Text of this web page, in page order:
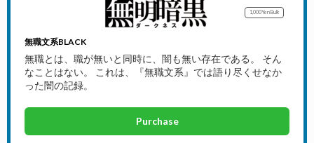
1,000YenBulk
無職文系BLACK
無職とは、職が無いと同時に、闇も無い存在である。 そん
なことはない。 これは、『無職文系』では語り尽くせなか
った闇の記録。
Purchase